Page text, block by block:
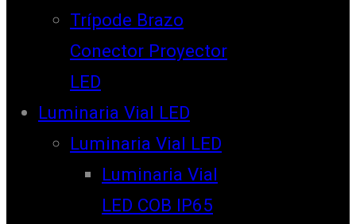
Trípode Brazo
Conector Proyector
LED
Luminaria Vial LED
Luminaria Vial LED
Luminaria Vial
LED COB IP65